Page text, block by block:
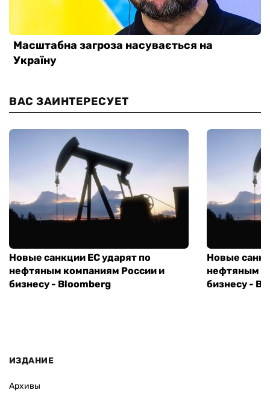
ВАС ЗАИНТЕРЕСУЕТ
Новые санкции ЕС ударят по
нефтяным компаниям России и
бизнесу - Bloomberg
Новые
нефтяным
бизнесу -
ИЗДАНИЕ
Архивы